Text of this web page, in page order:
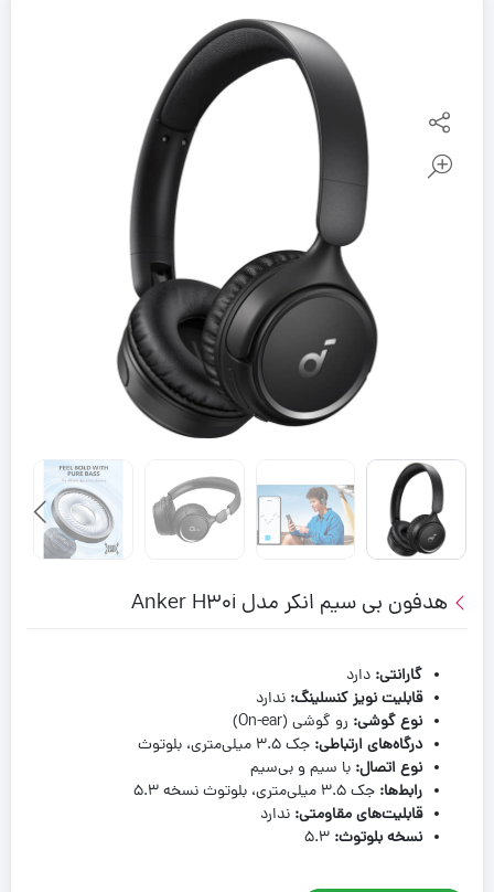
هدفون بی سیم انکر مدل Anker H30i
گارانتی: دارد
قابلیت نویز کنسلینگ: ندارد
نوع گوشی: رو گوشی (On-ear)
درگاه‌های ارتباطی: جک 3.5 میلی‌متری، بلوتوث
نوع اتصال: با سیم و بی‌سیم
رابط‌ها: جک 3.5 میلی‌متری، بلوتوث نسخه 5.3
قابلیت‌های مقاومتی: ندارد
نسخه بلوتوث: